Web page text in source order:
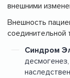
внешними
Внешность
соединительной
Синдром